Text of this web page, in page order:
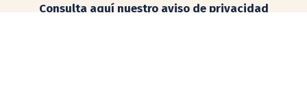
Consulta aquí nuestro aviso de privacidad